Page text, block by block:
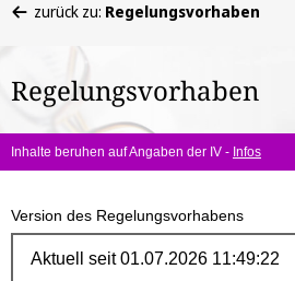
befinden
hier:
zurück zu: Regelungsvorhaben
Regelungsvorhaben
Inhalte beruhen auf Angaben der IV - Infos
Version des Regelungsvorhabens